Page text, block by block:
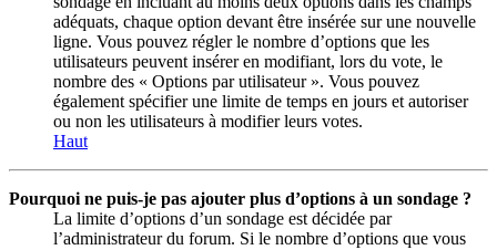
adéquats, chaque option devant être insérée sur une nouvelle
ligne. Vous pouvez régler le nombre d’options que les
utilisateurs peuvent insérer en modifiant, lors du vote, le
nombre des « Options par utilisateur ». Vous pouvez
également spécifier une limite de temps en jours et autoriser
ou non les utilisateurs à modifier leurs votes.
Haut
Pourquoi ne puis-je pas ajouter plus d’options à un sondage ?
La limite d’options d’un sondage est décidée par
l’administrateur du forum. Si le nombre d’options que vous